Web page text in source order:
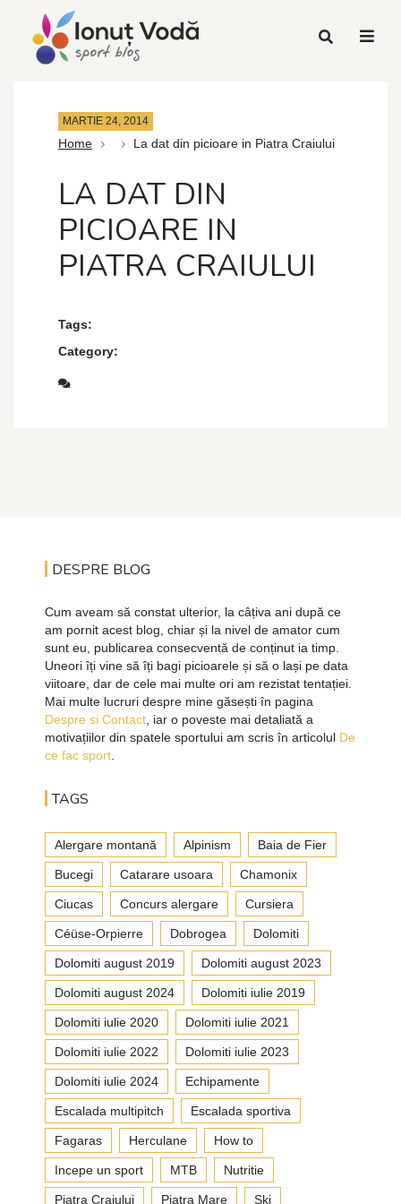
MARTIE 24, 2014
Home La dat din picioare in Piatra Craiului
LA DAT DIN
PICIOARE IN
PIATRA CRAIULUI
Tags:
Category:
DESPRE BLOG
Cum aveam să constat ulterior, la câțiva ani după ce
am pornit acest blog, chiar și la nivel de amator cum
sunt eu, publicarea consecventă de conținut ia timp.
Uneori îți vine să îți bagi picioarele și să o lași pe data
viitoare, dar de cele mai multe ori am rezistat tentației.
Mai multe lucruri despre mine găsești în pagina
Despre si Contact , iar o poveste mai detaliată a
motivațiilor din spatele sportului am scris în articolul De
ce fac sport
TAGS
Alergare montană Alpinism Baia de Fier
Bucegi Catarare usoara Chamonix
Ciucas Concurs alergare Cursiera
Céüse-Orpierre Dobrogea Dolomiti
Dolomiti august 2019 Dolomiti august 2023
Dolomiti august 2024 Dolomiti iulie 2019
Dolomiti iulie 2020 Dolomiti iulie 2021
Dolomiti iulie 2022 Dolomiti iulie 2023
Dolomiti iulie 2024 Echipamente
Escalada multipitch Escalada sportiva
Fagaras Herculane How to
Incepe un sport MTB Nutritie
Piatra Craiului Piatra Mare Ski